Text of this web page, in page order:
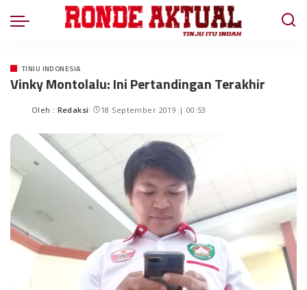
TINJU INDONESIA
Vinky Montolalu: Ini Pertandingan Terakhir
Oleh : Redaksi 18 September 2019 | 00:53